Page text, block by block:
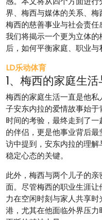
界、梅西与媒体的关系、
梅西的慈善事业与社会责任
我们将揭示一个更为立体
后，如何平衡家庭、职业与
LD乐动体育
1、梅西的家庭生
梅西的家庭生活一直是他
子安东内拉的爱情故事始
时间的考验，最终走到了
的伴侣，更是他事业背后
访中提到，安东内拉的理
稳定心态的关键。
此外，梅西与两个儿子的
面。尽管梅西的职业生涯
力在空闲时刻与家人共享
港，尤其在他面临外界压